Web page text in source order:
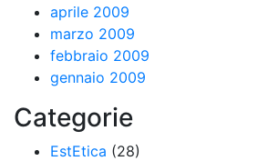
aprile 2009
marzo 2009
febbraio 2009
gennaio 2009
Categorie
EstEtica (28)